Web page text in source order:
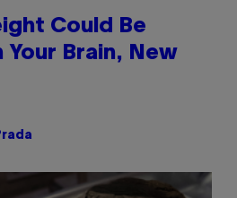
Could Be
Your Brain, New